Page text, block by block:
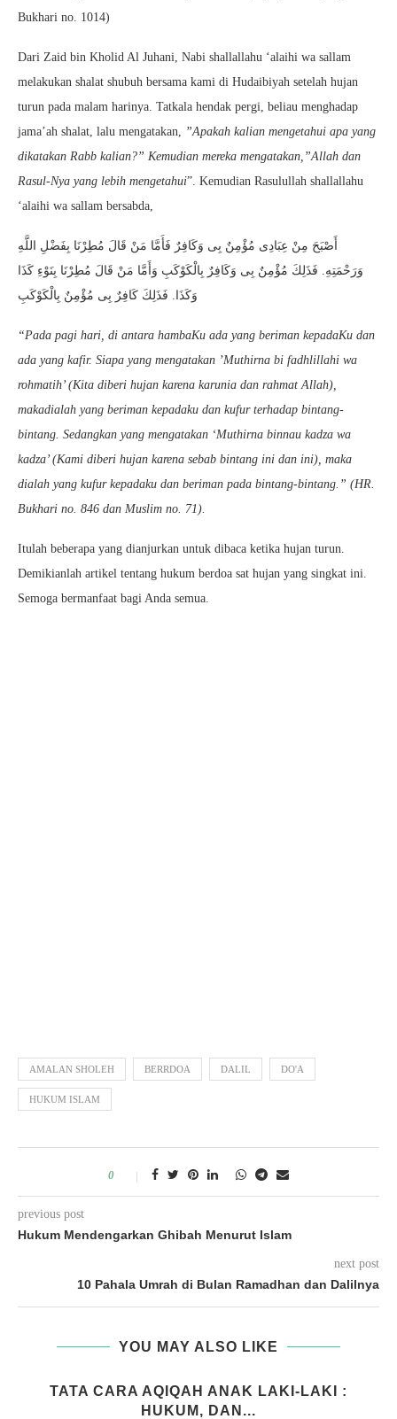
Bukhari no. 1014)
Dari Zaid bin Kholid Al Juhani, Nabi shallallahu ‘alaihi wa sallam
melakukan shalat shubuh bersama kami di Hudaibiyah setelah hujan
turun pada malam harinya. Tatkala hendak pergi, beliau menghadap
jama’ah shalat, lalu mengatakan, ”Apakah kalian mengetahui apa yang
dikatakan Rabb kalian?” Kemudian mereka mengatakan,”Allah dan
Rasul-Nya yang lebih mengetahui”. Kemudian Rasulullah shallallahu
‘alaihi wa sallam bersabda,
أَصْبَحَ مِنْ عِبَادِى مُؤْمِنٌ بِى وَكَافِرٌ فَأَمَّا مَنْ قَالَ مُطِرْنَا بِفَضْلِ اللَّهِ
وَرَحْمَتِهِ. فَذَلِكَ مُؤْمِنٌ بِى وَكَافِرٌ بِالْكَوْكَبِ وَأَمَّا مَنْ قَالَ مُطِرْنَا بِنَوْءِ كَذَا
وَكَذَا. فَذَلِكَ كَافِرٌ بِى مُؤْمِنٌ بِالْكَوْكَبِ
“Pada pagi hari, di antara hambaKu ada yang beriman kepadaKu dan
ada yang kafir. Siapa yang mengatakan ’Muthirna bi fadhlillahi wa
rohmatih’ (Kita diberi hujan karena karunia dan rahmat Allah),
makadialah yang beriman kepadaku dan kufur terhadap bintang-
bintang. Sedangkan yang mengatakan ‘Muthirna binnau kadza wa
kadza’ (Kami diberi hujan karena sebab bintang ini dan ini), maka
dialah yang kufur kepadaku dan beriman pada bintang-bintang.” (HR.
Bukhari no. 846 dan Muslim no. 71).
Itulah beberapa yang dianjurkan untuk dibaca ketika hujan turun.
Demikianlah artikel tentang hukum berdoa sat hujan yang singkat ini.
Semoga bermanfaat bagi Anda semua.
AMALAN SHOLEH BERRDOA DALIL DO'A
HUKUM ISLAM
0
previous post
Hukum Mendengarkan Ghibah Menurut Islam
next post
10 Pahala Umrah di Bulan Ramadhan dan Dalilnya
YOU MAY ALSO LIKE
TATA CARA AQIQAH ANAK LAKI-LAKI :
HUKUM, DAN...